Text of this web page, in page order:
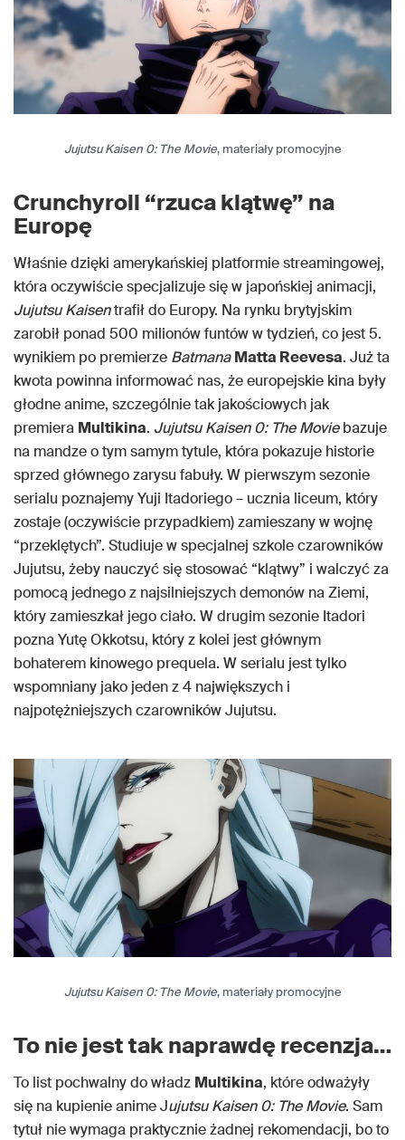
Jujutsu Kaisen 0: The Movie, materiały promocyjne
Crunchyroll “rzuca klątwę” na
Europę
Właśnie dzięki amerykańskiej platformie streamingowej,
która oczywiście specjalizuje się w japońskiej animacji,
Jujutsu Kaisentrafił do Europy. Na rynku brytyjskim
zarobił ponad 500 milionów funtów w tydzień, co jest 5.
wynikiem po premierze Batmana Matta Reevesa. Już ta
kwota powinna informować nas, że europejskie kina były
głodne anime, szczególnie tak jakościowych jak
premiera Multikina. Jujutsu Kaisen 0: The Moviebazuje
na mandze o tym samym tytule, która pokazuje historie
sprzed głównego zarysu fabuły. W pierwszym sezonie
serialu poznajemy Yuji Itadoriego – ucznia liceum, który
zostaje (oczywiście przypadkiem) zamieszany w wojnę
“przeklętych”. Studiuje w specjalnej szkole czarowników
Jujutsu, żeby nauczyć się stosować “klątwy” i walczyć za
pomocą jednego z najsilniejszych demonów na Ziemi,
który zamieszkał jego ciało. W drugim sezonie Itadori
pozna Yutę Okkotsu, który z kolei jest głównym
bohaterem kinowego prequela. W serialu jest tylko
wspomniany jako jeden z 4 największych i
najpotężniejszych czarowników Jujutsu.
Jujutsu Kaisen 0: The Movie, materiały promocyjne
To nie jest tak naprawdę recenzja…
To list pochwalny do władz Multikina, które odważyły
się na kupienie anime Jujutsu Kaisen 0: The Movie. Sam
tytuł nie wymaga praktycznie żadnej rekomendacji, bo to